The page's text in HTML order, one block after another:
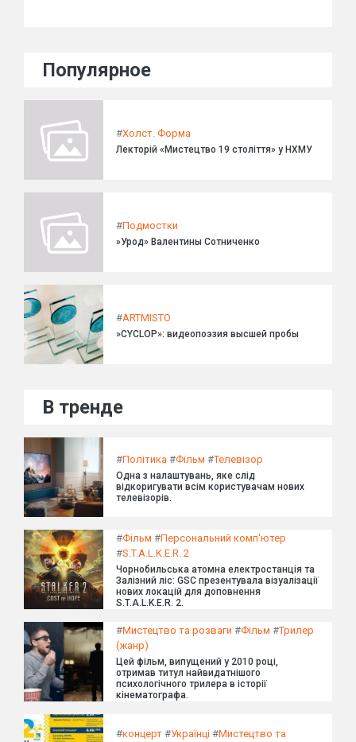
Популярное
#Холст. Форма
Лекторій «Мистецтво 19 століття» у НХМУ
#Подмостки
»Урод» Валентины Сотниченко
#ARTMISTO
»CYCLOP»: видеопоэзия высшей пробы
В тренде
#Політика #Фільм #Телевізор
Одна з налаштувань, яке слід
відкоригувати всім користувачам нових
телевізорів.
#Фільм #Персональний комп'ютер
#S.T.A.L.K.E.R. 2
Чорнобильська атомна електростанція та
Залізний ліс: GSC презентувала візуалізації
нових локацій для доповнення
S.T.A.L.K.E.R. 2.
#Мистецтво та розваги #Фільм #Трилер
(жанр)
Цей фільм, випущений у 2010 році,
отримав титул найвидатнішого
психологічного трилера в історії
кінематографа.
#концерт #Українці #Мистецтво та